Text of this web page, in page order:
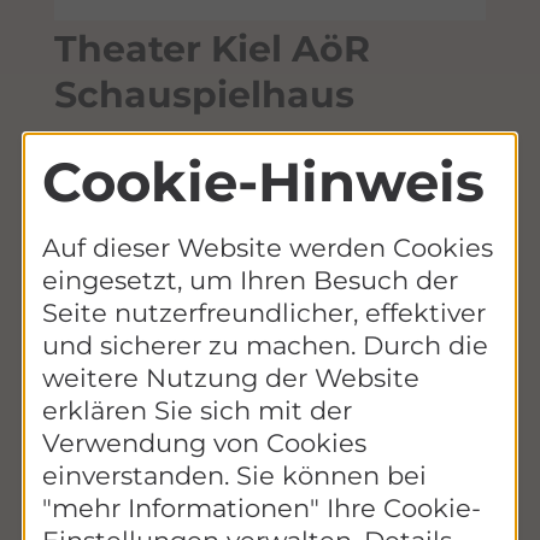
Theater Kiel AöR
Schauspielhaus
Eintrittspreis
Erlebt im Kieler Schauspielhaus ein
buntes Programm mit einem
großartigen Ensemble.
Mit der Ehrenamtskarte MV erhaltet ihr
hier 20 % Ermäßigung auf den
Eintrittspreis.
Ausgenommen: Premieren,
Sonderveranstaltungen, Gastspiele,
Cookie-Hinweis
Auf dieser Website werden Cookies
eingesetzt, um Ihren Besuch der
Seite nutzerfreundlicher, effektiver
und sicherer zu machen. Durch die
weitere Nutzung der Website
erklären Sie sich mit der
Verwendung von Cookies
einverstanden. Sie können bei
"mehr Informationen" Ihre Cookie-